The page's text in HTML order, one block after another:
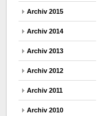
Archiv 2015
Archiv 2014
Archiv 2013
Archiv 2012
Archiv 2011
Archiv 2010